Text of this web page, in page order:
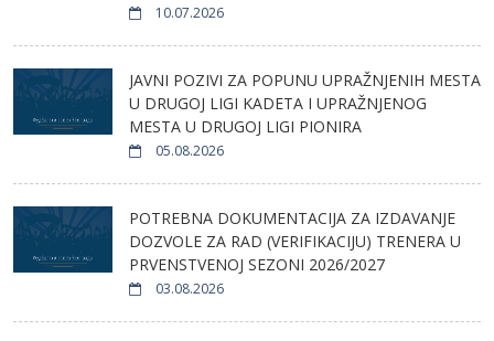
10.07.2026
JAVNI POZIVI ZA POPUNU UPRAŽNJENIH MESTA
U DRUGOJ LIGI KADETA I UPRAŽNJENOG
MESTA U DRUGOJ LIGI PIONIRA
05.08.2026
POTREBNA DOKUMENTACIJA ZA IZDAVANJE
DOZVOLE ZA RAD (VERIFIKACIJU) TRENERA U
PRVENSTVENOJ SEZONI 2026/2027
03.08.2026